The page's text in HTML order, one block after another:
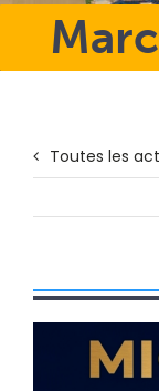
Toutes les